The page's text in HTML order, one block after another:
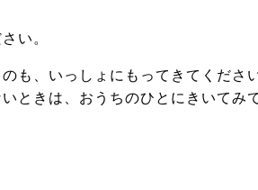
い。
も、いっしょにもってきてください
ときは、おうちのひとにきいてみ